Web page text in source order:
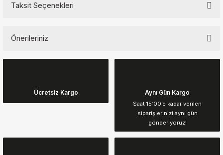
Taksit Seçenekleri
Önerileriniz
Görüş ve önerileriniz için teşekkür ederiz.
Ürün resmi kalitesiz, bozuk veya görüntülenemiyor.
Ürün açıklamasında eksik bilgiler bulunuyor.
Ücretsiz Kargo Aynı Gün Kargo
Saat 15:00’e kadar verilen
siparişlerinizi aynı gün
gönderiyoruz!